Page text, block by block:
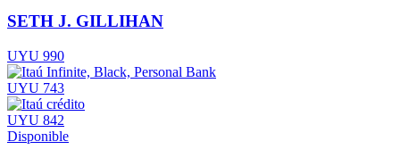
SETH J. GILLIHAN
UYU 990
UYU 743
UYU 842
Disponible